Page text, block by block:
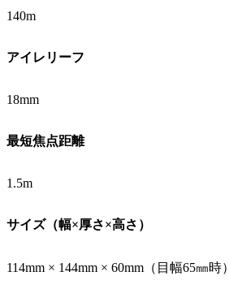
140m
アイレリーフ
18mm
最短焦点距離
1.5m
サイズ（幅×厚さ×高さ）
114mm × 144mm × 60mm（目幅65㎜時）